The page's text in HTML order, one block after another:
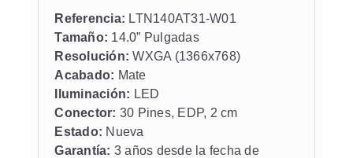
Referencia: LTN140AT31-W01
Tamaño: 14.0” Pulgadas
Resolución: WXGA (1366x768)
Acabado: Mate
Iluminación: LED
Conector: 30 Pines, EDP, 2 cm
Estado: Nueva
Garantía: 3 años desde la fecha de